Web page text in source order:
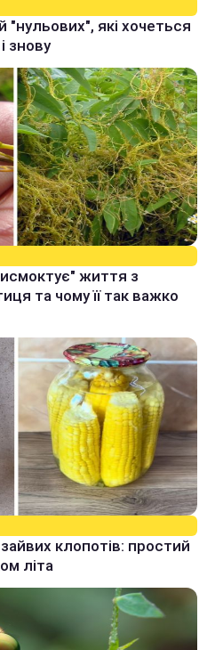
"нульових", які хочеться
знову
життя з
та чому її так важко
клопотів: простий
літа